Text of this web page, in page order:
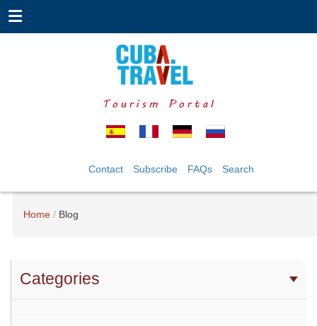
Tourism Portal
Contact Subscribe FAQs Search
Home Blog
Categories